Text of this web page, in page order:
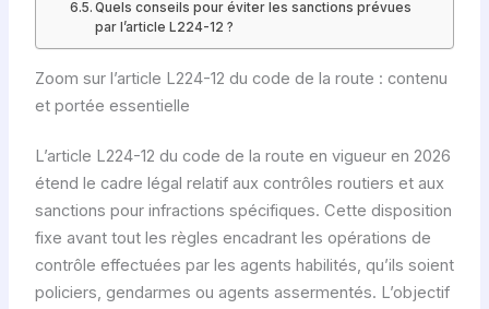
Quels conseils pour éviter les sanctions prévues
par l’article L224-12 ?
Zoom sur l’article L224-12 du code de la route : contenu
et portée essentielle
L’article L224-12 du code de la route en vigueur en 2026
étend le cadre légal relatif aux contrôles routiers et aux
sanctions pour infractions spécifiques. Cette disposition
fixe avant tout les règles encadrant les opérations de
contrôle effectuées par les agents habilités, qu’ils soient
policiers, gendarmes ou agents assermentés. L’objectif